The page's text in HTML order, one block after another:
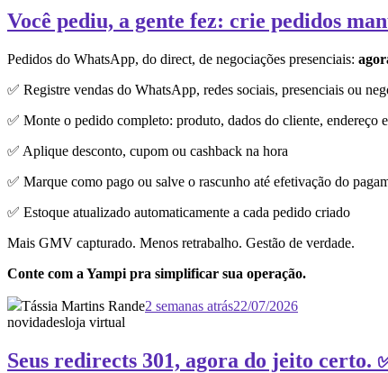
Você pediu, a gente fez: crie pedidos
Pedidos do WhatsApp, do direct, de negociações presenciais:
✅ Registre vendas do WhatsApp, redes sociais, presenciais ou
✅ Monte o pedido completo: produto, dados do cliente, endereço
✅ Aplique desconto, cupom ou cashback na hora
✅ Marque como pago ou salve o rascunho até efetivação do
✅ Estoque atualizado automaticamente a cada pedido criado
Mais GMV capturado. Menos retrabalho. Gestão de verdade.
Conte com a Yampi pra simplificar sua operação.
Tássia Martins Rande2 semanas atrás22/07/2026
novidadesloja virtual
Seus redirects 301, agora do jeito certo.